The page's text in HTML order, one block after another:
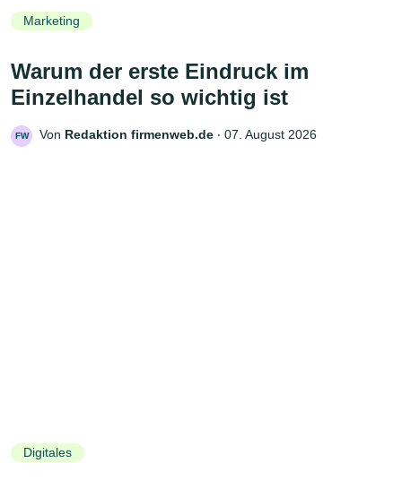
Marketing
Warum der erste Eindruck im
Einzelhandel so wichtig ist
FW Von Redaktion firmenweb.de ‧ 07. August 2026
Digitales